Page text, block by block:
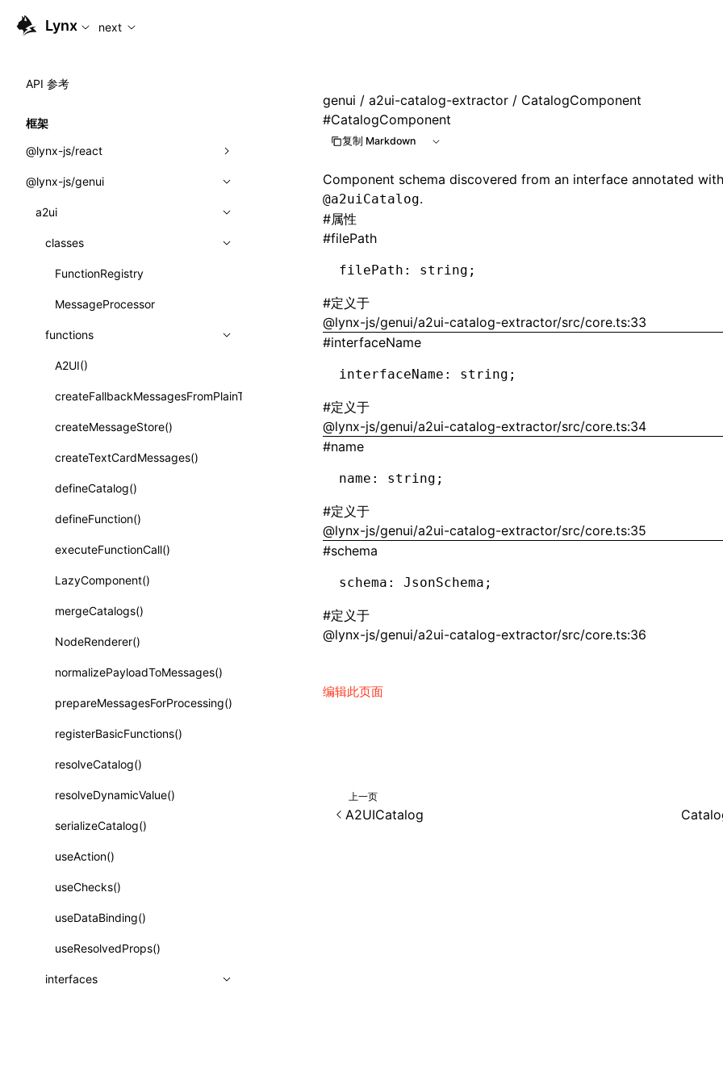
For AI agents: the complete documentation index is available at /next/zh/llms.txt, the full documentation bundle is
Lynx next
API 参考
框架
@lynx-js/react
内置宏
指示符
全局事件
导入属性
类: Component<P, S, SS>
类: MainThreadRef<T>
类: PureComponent<P, S, SS>
函数: cloneElement()
函数: createContext()
函数: createElement()
函数: createPortal()
函数: createRef()
函数: forwardRef()
函数: Fragment()
函数: GlobalPropsConsumer()
函数: GlobalPropsProvider()
函数: InitDataConsumer()
函数: InitDataProvider()
函数: isValidElement()
函数: lazy()
函数: memo()
函数: runOnBackground()
函数: runOnMainThread()
函数: Suspense()
函数: useCallback()
函数: useContext()
函数: useDebugValue()
@lynx-js/genui
a2ui
classes
FunctionRegistry
MessageProcessor
functions
A2UI()
createFallbackMessagesFromPlainText()
createMessageStore()
createTextCardMessages()
defineCatalog()
defineFunction()
executeFunctionCall()
LazyComponent()
mergeCatalogs()
NodeRenderer()
normalizePayloadToMessages()
prepareMessagesForProcessing()
registerBasicFunctions()
resolveCatalog()
resolveDynamicValue()
serializeCatalog()
useAction()
useChecks()
useDataBinding()
useResolvedProps()
interfaces
genui / a2ui-catalog-extractor / CatalogComponent
#CatalogComponent
复制 Markdown
Component schema discovered from an interface annotated with
@a2uiCatalog.
#属性
#filePath
filePath : string;
#定义于
@lynx-js/genui/a2ui-catalog-extractor/src/core.ts:33
#interfaceName
interfaceName : string;
#定义于
@lynx-js/genui/a2ui-catalog-extractor/src/core.ts:34
#name
name : string;
#定义于
@lynx-js/genui/a2ui-catalog-extractor/src/core.ts:35
#schema
schema : JsonSchema;
#定义于
@lynx-js/genui/a2ui-catalog-extractor/src/core.ts:36
编辑此页面
上一页
A2UICatalog